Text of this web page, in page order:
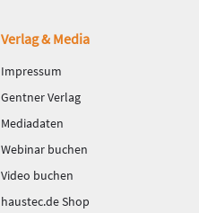
Verlag & Media
Impressum
Gentner Verlag
Mediadaten
Webinar buchen
Video buchen
haustec.de Shop